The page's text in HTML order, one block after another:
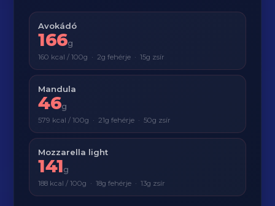
Avokádó
166g
160 kcal / 100g · 2g fehérje · 15g zsír
Mandula
46g
579 kcal / 100g · 21g fehérje · 50g zsír
Mozzarella light
141g
188 kcal / 100g · 18g fehérje · 13g zsír